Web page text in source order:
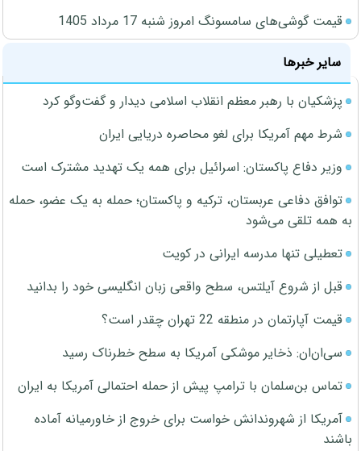
قیمت گوشی‌های سامسونگ امروز شنبه 17 مرداد 1405
سایر خبرها
پزشکیان با رهبر معظم انقلاب اسلامی دیدار و گفت‌وگو کرد
شرط مهم آمریکا برای لغو محاصره دریایی ایران
وزیر دفاع پاکستان: اسرائیل برای همه یک تهدید مشترک است
توافق دفاعی عربستان، ترکیه و پاکستان؛ حمله به یک عضو، حمله
به همه تلقی می‌شود
تعطیلی تنها مدرسه ایرانی در کویت
قبل از شروع آیلتس، سطح واقعی زبان انگلیسی خود را بدانید
قیمت آپارتمان در منطقه 22 تهران چقدر است؟
سی‌ان‌ان: ذخایر موشکی آمریکا به سطح خطرناک رسید
تماس بن‌سلمان با ترامپ پیش از حمله احتمالی آمریکا به ایران
آمریکا از شهروندانش خواست برای خروج از خاورمیانه آماده
باشند